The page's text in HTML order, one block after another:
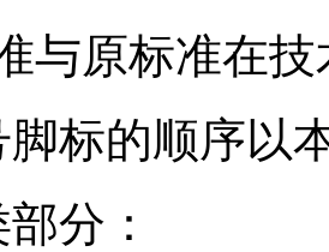
原标准在技
的顺序以
分：